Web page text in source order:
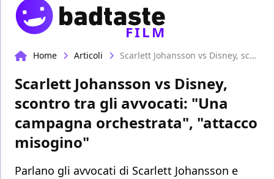
FILM
Home Articoli Scarlett Johansson vs Disney, scontro tra gli avvocati: "Una campagna orchestrata", "attacco misogino"
Scarlett Johansson vs Disney,
scontro tra gli avvocati: "Una
campagna orchestrata", "attacco
misogino"
Parlano gli avvocati di Scarlett Johansson e